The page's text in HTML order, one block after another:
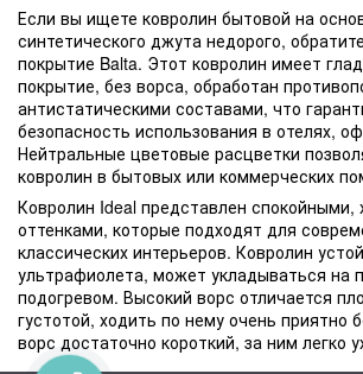
Если вы ищете ковролин бытовой на
синтетического джута недорого,
покрытие Balta. Этот ковролин имеет
покрытие, без ворса, обработан
антистатическими составами, что
безопасность использования в отелях,
Нейтральные цветовые расцветки
ковролин в бытовых или коммерческих
Ковролин Ideal представлен спокойными,
оттенками, которые подходят для
классических интерьеров. Ковролин
ультрафиолета, может укладываться на
подогревом. Высокий ворс отличается
густотой, ходить по нему очень приятно
ворс достаточно короткий, за ним легко